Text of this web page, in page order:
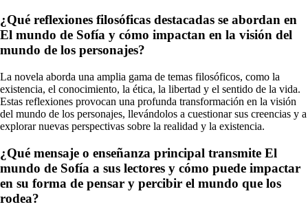
¿Qué reflexiones filosóficas destacadas se abordan en
El mundo de Sofía y cómo impactan en la visión del
mundo de los personajes?
La novela aborda una amplia gama de temas filosóficos, como la
existencia, el conocimiento, la ética, la libertad y el sentido de la vida.
Estas reflexiones provocan una profunda transformación en la visión
del mundo de los personajes, llevándolos a cuestionar sus creencias y a
explorar nuevas perspectivas sobre la realidad y la existencia.
¿Qué mensaje o enseñanza principal transmite El
mundo de Sofía a sus lectores y cómo puede impactar
en su forma de pensar y percibir el mundo que los
rodea?